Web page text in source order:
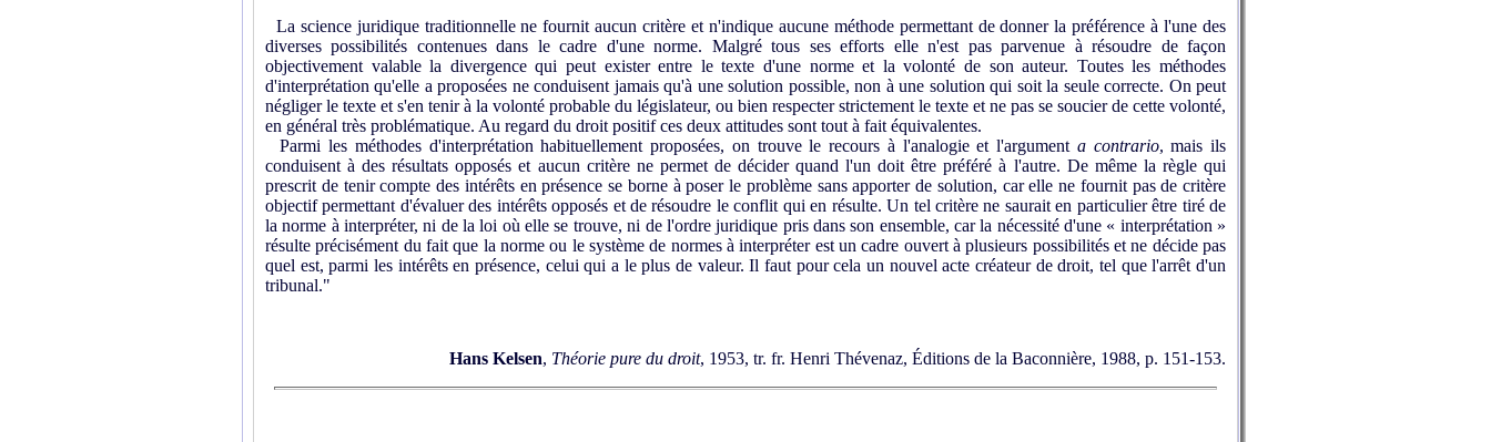
La science juridique traditionnelle ne fournit aucun critère et n'indique aucune méthode permettant de donner la préférence à l'une des
diverses possibilités contenues dans le cadre d'une norme. Malgré tous ses efforts elle n'est pas parvenue à résoudre de façon
objectivement valable la divergence qui peut exister entre le texte d'une norme et la volonté de son auteur. Toutes les méthodes
d'interprétation qu'elle a proposées ne conduisent jamais qu'à une solution possible, non à une solution qui soit la seule correcte. On peut
négliger le texte et s'en tenir à la volonté probable du législateur, ou bien respecter strictement le texte et ne pas se soucier de cette volonté,
en général très problématique. Au regard du droit positif ces deux attitudes sont tout à fait équivalentes.
Parmi les méthodes d'interprétation habituellement proposées, on trouve le recours à l'analogie et l'argument a contrario, mais ils
conduisent à des résultats opposés et aucun critère ne permet de décider quand l'un doit être préféré à l'autre. De même la règle qui
prescrit de tenir compte des intérêts en présence se borne à poser le problème sans apporter de solution, car elle ne fournit pas de critère
objectif permettant d'évaluer des intérêts opposés et de résoudre le conflit qui en résulte. Un tel critère ne saurait en particulier être tiré de
la norme à interpréter, ni de la loi où elle se trouve, ni de l'ordre juridique pris dans son ensemble, car la nécessité d'une « interprétation »
résulte précisément du fait que la norme ou le système de normes à interpréter est un cadre ouvert à plusieurs possibilités et ne décide pas
quel est, parmi les intérêts en présence, celui qui a le plus de valeur. Il faut pour cela un nouvel acte créateur de droit, tel que l'arrêt d'un
tribunal."
Hans Kelsen, Théorie pure du droit, 1953, tr. fr. Henri Thévenaz, Éditions de la Baconnière, 1988, p. 151-153.